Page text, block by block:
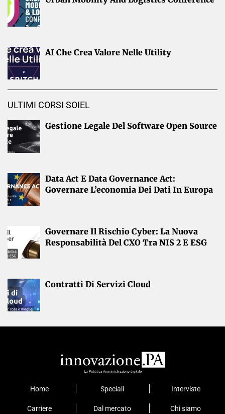
AI Che Crea Valore Nelle Utility
ULTIMI CORSI SOIEL
Gestione Legale Del Software Open Source
Data Act E Data Governance Act:
Governare L’economia Dei Dati In Europa
Governare Il Rischio Cyber: La Nuova
Responsabilità Del CXO Tra NIS 2 E ESG
Contratti Di Servizi Cloud
Home Speciali Interviste
Carriere Dal mercato Chi siamo